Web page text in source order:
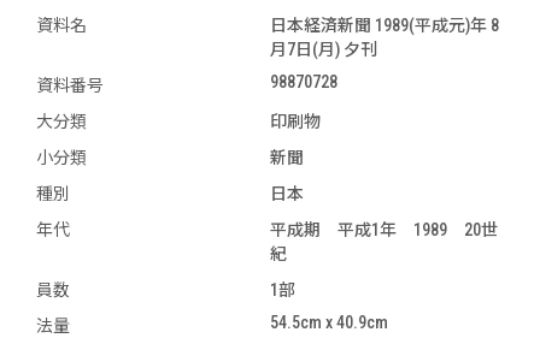
資料名
日本経済新聞 1989(平成元)年 8
月7日(月) 夕刊
資料番号
98870728
大分類
印刷物
小分類
新聞
種別
日本
年代
平成期 平成1年 1989 20世
紀
員数
1部
法量
54.5cm x 40.9cm